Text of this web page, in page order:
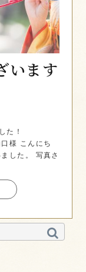
います
た！
様 こんにち
した。 写真さ